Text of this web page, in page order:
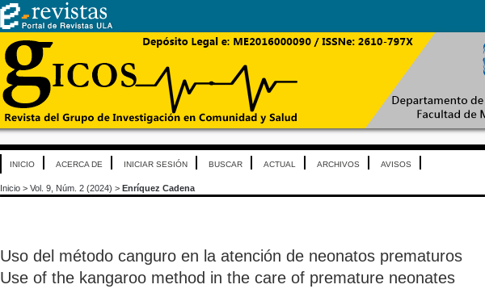
INICIO ACERCA DE INICIAR SESIÓN BUSCAR ACTUAL ARCHIVOS AVISOS
Inicio > Vol. 9, Núm. 2 (2024) > Enríquez Cadena
Uso del método canguro en la atención de neonatos prematuros
Use of the kangaroo method in the care of premature neonates